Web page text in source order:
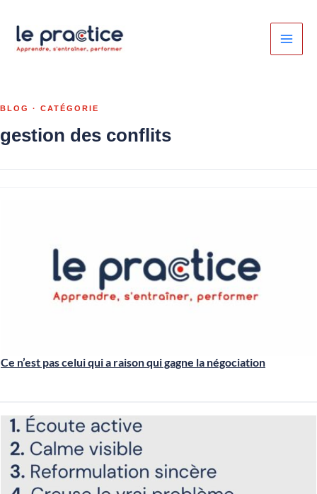
contenu
gestion des conflits
Ce n’est pas celui qui a raison qui gagne la négociation